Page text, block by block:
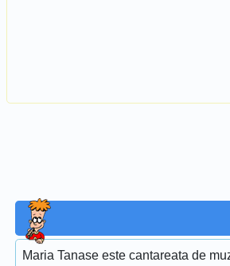
Maria Tanase este cantareata de